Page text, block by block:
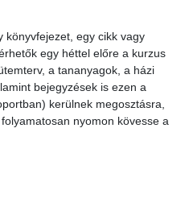
könyvfejezet, egy cikk vagy
egy héttel előre a kurzus
a tananyagok, a házi
bejegyzések is ezen a
kerülnek megosztásra,
nyomon kövesse a